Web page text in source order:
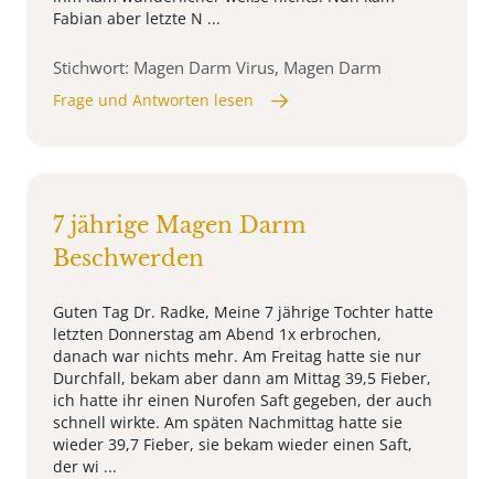
Fabian aber letzte N ...
Stichwort: Magen Darm Virus, Magen Darm
Frage und Antworten lesen
7 jährige Magen Darm
Beschwerden
Guten Tag Dr. Radke, Meine 7 jährige Tochter hatte
letzten Donnerstag am Abend 1x erbrochen,
danach war nichts mehr. Am Freitag hatte sie nur
Durchfall, bekam aber dann am Mittag 39,5 Fieber,
ich hatte ihr einen Nurofen Saft gegeben, der auch
schnell wirkte. Am späten Nachmittag hatte sie
wieder 39,7 Fieber, sie bekam wieder einen Saft,
der wi ...